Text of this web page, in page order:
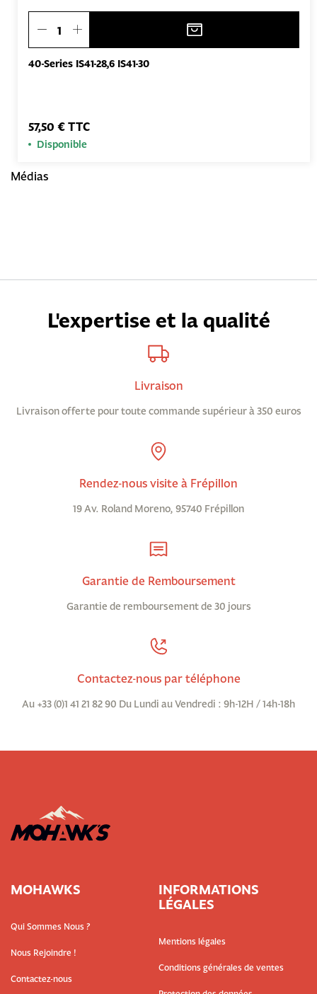
40-Series IS41-28,6 IS41-30
57,50 € TTC
Disponible
Médias
L'expertise et la qualité
Livraison
Livraison offerte pour toute commande supérieur à 350 euros
Rendez-nous visite à Frépillon
19 Av. Roland Moreno, 95740 Frépillon
Garantie de Remboursement
Garantie de remboursement de 30 jours
Contactez-nous par téléphone
Au +33 (0)1 41 21 82 90 Du Lundi au Vendredi : 9h-12H / 14h-18h
MOHAWKS
Qui Sommes Nous ?
Nous Rejoindre !
Contactez-nous
INFORMATIONS
LÉGALES
Mentions légales
Conditions générales de ventes